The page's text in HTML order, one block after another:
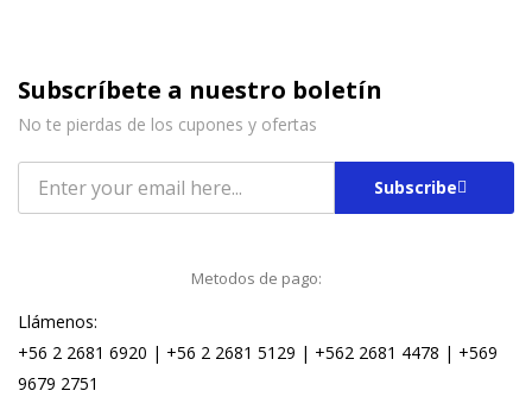
Subscríbete a nuestro boletín
No te pierdas de los cupones y ofertas
Subscribe
Metodos de pago:
Llámenos:
+56 2 2681 6920 | +56 2 2681 5129 | +562 2681 4478 | +569
9679 2751